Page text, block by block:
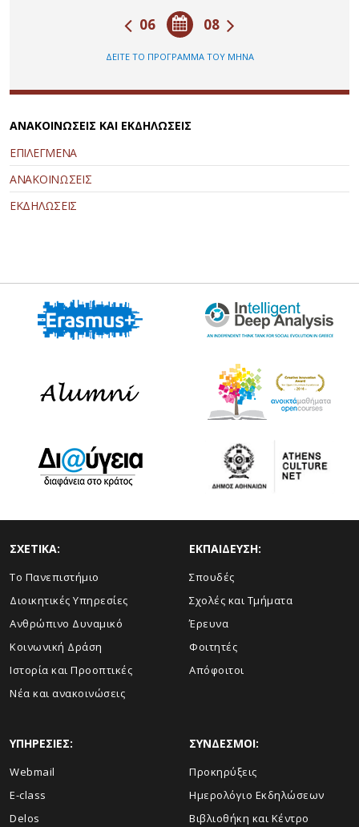
08
06
ΔΕΙΤΕ ΤΟ ΠΡΟΓΡΑΜΜΑ ΤΟΥ ΜΗΝΑ
ΑΝΑΚΟΙΝΩΣΕΙΣ ΚΑΙ ΕΚΔΗΛΩΣΕΙΣ
ΕΠΙΛΕΓΜΕΝΑ
ΑΝΑΚΟΙΝΩΣΕΙΣ
ΕΚΔΗΛΩΣΕΙΣ
ΣΧΕΤΙΚΑ:
Το Πανεπιστήμιο
Διοικητικές Υπηρεσίες
Ανθρώπινο Δυναμικό
Κοινωνική Δράση
Ιστορία και Προοπτικές
Νέα και ανακοινώσεις
ΕΚΠΑΙΔΕΥΣΗ:
Σπουδές
Σχολές και Τμήματα
Έρευνα
Φοιτητές
Απόφοιτοι
ΥΠΗΡΕΣΙΕΣ:
Webmail
E-class
Delos
ΣΥΝΔΕΣΜΟΙ:
Προκηρύξεις
Ημερολόγιο Εκδηλώσεων
Βιβλιοθήκη και Κέντρο